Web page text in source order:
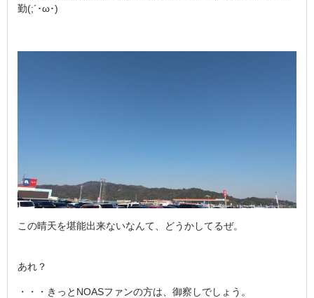
勤(;´･ω･)
この晴天を堪能出来ないなんて、どうかしてるぜ。
あれ？
・・・きっとNOASファンの方は、御察しでしょう。